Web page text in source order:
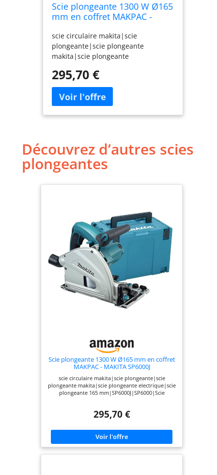
Scie plongeante 1300 W Ø165
mm en coffret MAKPAC -
scie circulaire makita|scie
plongeante|scie plongeante
makita|scie plongeante
mm|SP6000J|SP6000|Scie
plongeante en coffret
295,70 €
Découvrez d’autres scies
plongeantes
Scie plongeante 1300 W Ø165 mm en coffret
MAKPAC - MAKITA SP6000J
scie circulaire makita|scie plongeante|scie
plongeante makita|scie plongeante electrique|scie
plongeante 165 mm|SP6000J|SP6000|Scie
295,70 €